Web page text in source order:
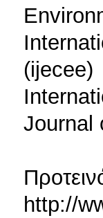
(ijecee)
Journal
http://